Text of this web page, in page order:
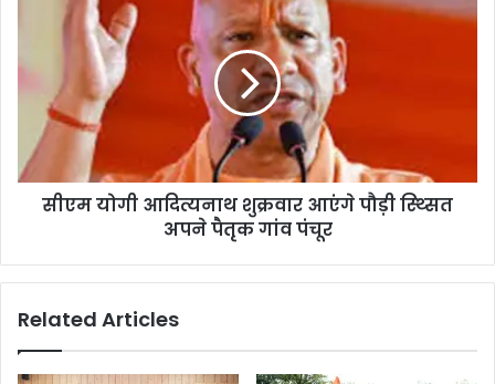
सीएम योगी आदित्यनाथ शुक्रवार आएंगे पौड़ी स्थ्सित
अपने पैतृक गांव पंचूर
Related Articles